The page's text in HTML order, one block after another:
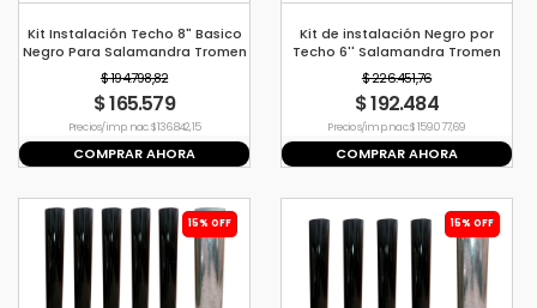
Kit Instalación Techo 8" Basico
Negro Para Salamandra Tromen
$ 194.798,82
$ 165.579
Precio s/imp. nac. $ 136.842,15
COMPRAR AHORA
Kit de instalación Negro por
Techo 6'' Salamandra Tromen
$ 226.451,76
$ 192.484
Precio s/imp. nac. $ 159.077,69
COMPRAR AHORA
15% OFF 15% OFF